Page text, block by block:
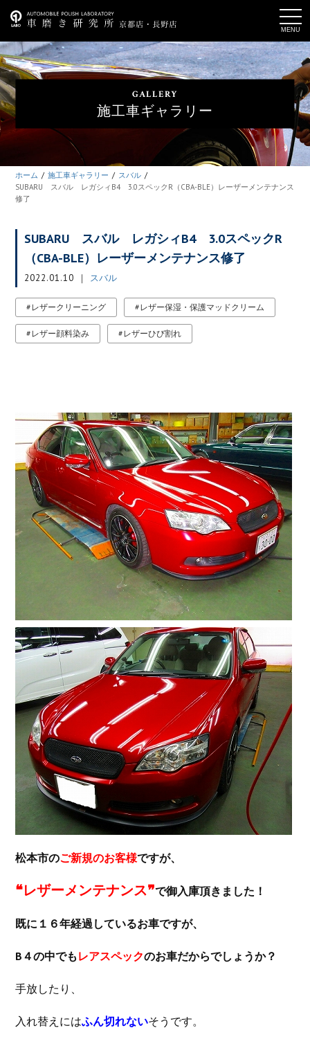
t
o
g
g
l
e
n
a
a
t
i
o
n
GALLERY
施工車ギャラリー
ホーム 施工車ギャラリー
スバル
SUBARU スバル レガシィB4 3.0スペックR（CBA-BLE）レーザーメンテナンス
修了
SUBARU スバル レガシィB4 3.0スペックR
（CBA-BLE）レーザーメンテナンス修了
2022.01.10 スバル
レザークリーニング レザー保湿・保護マッドクリーム
レザー顔料染み レザーひび割れ
松本市のご新規のお客様ですが、
❝レザーメンテナンス❞で御入庫頂きました！
既に１６年経過しているお車ですが、
B４の中でも レアスペックのお車だからでしょうか？
手放したり、
入れ替えにはふん切れないそうです。